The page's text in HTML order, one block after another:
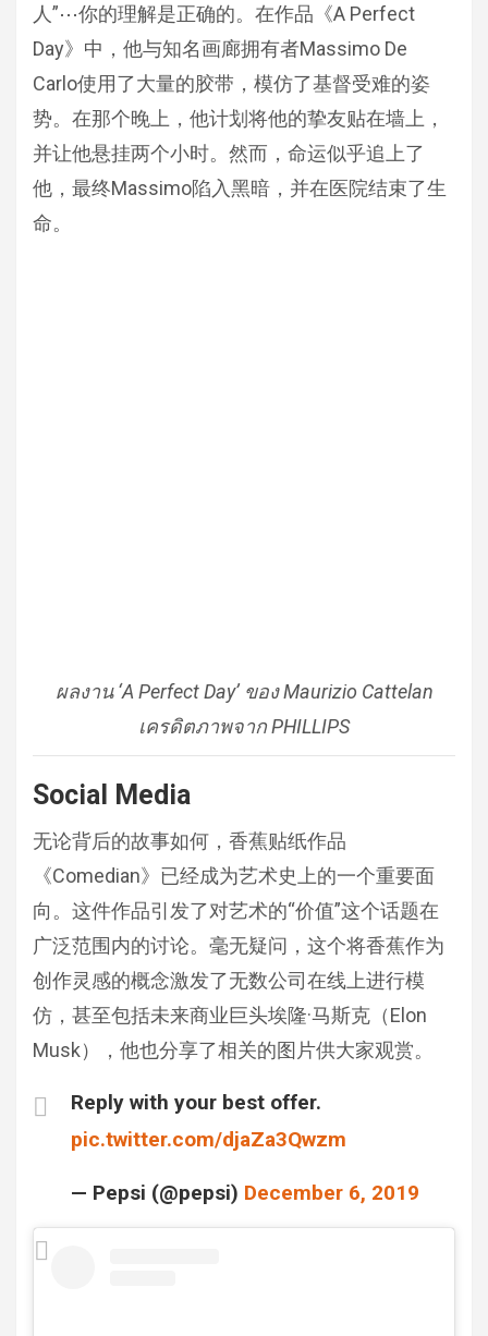
人”⋯你的理解是正确的。在作品《A Perfect
Day》中，他与知名画廊拥有者Massimo De
Carlo使用了大量的胶带，模仿了基督受难的姿
势。在那个晚上，他计划将他的挚友贴在墙上，
并让他悬挂两个小时。然而，命运似乎追上了
他，最终Massimo陷入黑暗，并在医院结束了生
命。
ผลงาน ‘A Perfect Day’ ของ Maurizio Cattelan
เครดิตภาพจาก PHILLIPS
Social Media
无论背后的故事如何，香蕉贴纸作品
《Comedian》已经成为艺术史上的一个重要面
向。这件作品引发了对艺术的“价值”这个话题在
广泛范围内的讨论。毫无疑问，这个将香蕉作为
创作灵感的概念激发了无数公司在线上进行模
仿，甚至包括未来商业巨头埃隆·马斯克（Elon
Musk），他也分享了相关的图片供大家观赏。
Reply with your best offer.
pic.twitter.com/djaZa3Qwzm
— Pepsi (@pepsi) December 6, 2019